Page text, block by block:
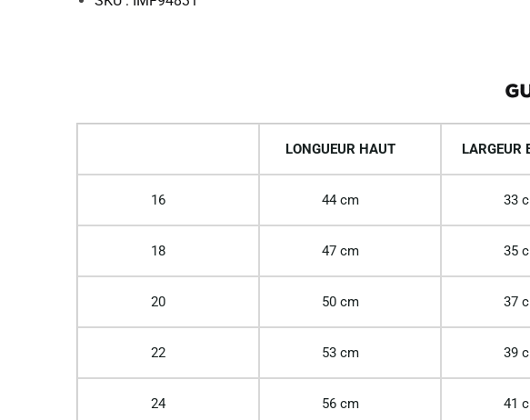
LONGUEUR HAUT LARGEUR
16 44 cm 33
18 47 cm 35
20 50 cm 37
22 53 cm 39
24 56 cm 41